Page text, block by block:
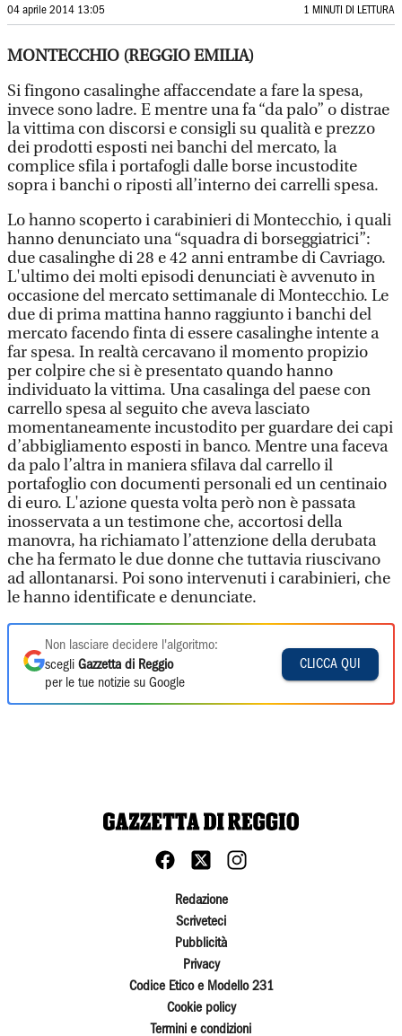
04 aprile 2014 13:05 1 MINUTI DI LETTURA
MONTECCHIO (REGGIO EMILIA)
Si fingono casalinghe affaccendate a fare la spesa,
invece sono ladre. E mentre una fa “da palo” o distrae
la vittima con discorsi e consigli su qualità e prezzo
dei prodotti esposti nei banchi del mercato, la
complice sfila i portafogli dalle borse incustodite
sopra i banchi o riposti all’interno dei carrelli spesa.
Lo hanno scoperto i carabinieri di Montecchio, i quali
hanno denunciato una “squadra di borseggiatrici”:
due casalinghe di 28 e 42 anni entrambe di Cavriago.
L'ultimo dei molti episodi denunciati è avvenuto in
occasione del mercato settimanale di Montecchio. Le
due di prima mattina hanno raggiunto i banchi del
mercato facendo finta di essere casalinghe intente a
far spesa. In realtà cercavano il momento propizio
per colpire che si è presentato quando hanno
individuato la vittima. Una casalinga del paese con
carrello spesa al seguito che aveva lasciato
momentaneamente incustodito per guardare dei capi
d’abbigliamento esposti in banco. Mentre una faceva
da palo l’altra in maniera sfilava dal carrello il
portafoglio con documenti personali ed un centinaio
di euro. L'azione questa volta però non è passata
inosservata a un testimone che, accortosi della
manovra, ha richiamato l’attenzione della derubata
che ha fermato le due donne che tuttavia riuscivano
ad allontanarsi. Poi sono intervenuti i carabinieri, che
le hanno identificate e denunciate.
Non lasciare decidere l'algoritmo:
scegli Gazzetta di Reggio
per le tue notizie su Google
CLICCA QUI
Redazione
Scriveteci
Pubblicità
Privacy
Codice Etico e Modello 231
Cookie policy
Termini e condizioni